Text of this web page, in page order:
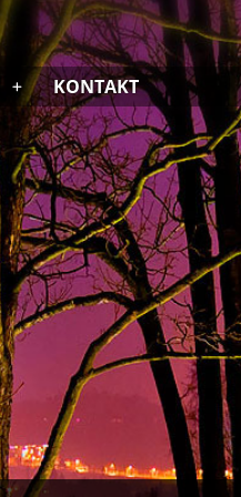
KONTAKT